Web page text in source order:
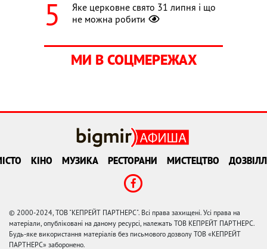
Яке церковне свято 31 липня і що
не можна робити
МИ В СОЦМЕРЕЖАХ
КІНО МУЗИКА РЕСТОРАНИ МИСТЕЦТВО
© 2000-2024, ТОВ "КЕПРЕЙТ ПАРТНЕРС". Всі права захищені. Усі права на
матеріали, опубліковані на даному ресурсі, належать ТОВ КЕПРЕЙТ ПАРТНЕРС.
Будь-яке використання матеріалів без письмового дозволу ТОВ «КЕПРЕЙТ
ПАРТНЕРС» заборонено.